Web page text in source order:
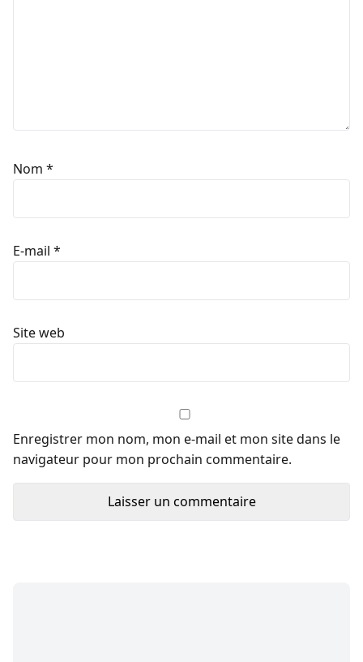
Nom *
E-mail *
Site web
Enregistrer mon nom, mon e-mail et mon site dans le
navigateur pour mon prochain commentaire.